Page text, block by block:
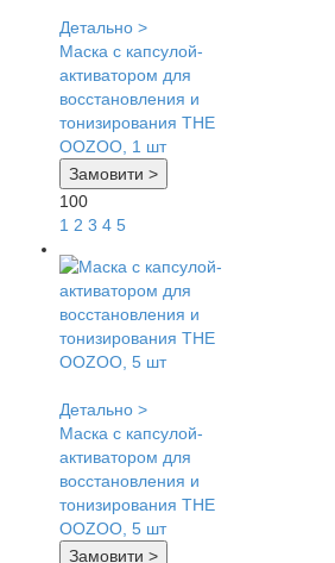
Детально >
Маска с капсулой-
активатором для
восстановления и
тонизирования THE
OOZOO, 1 шт
Замовити >
100
1 2 3 4 5
Детально >
Маска с капсулой-
активатором для
восстановления и
тонизирования THE
OOZOO, 5 шт
Замовити >